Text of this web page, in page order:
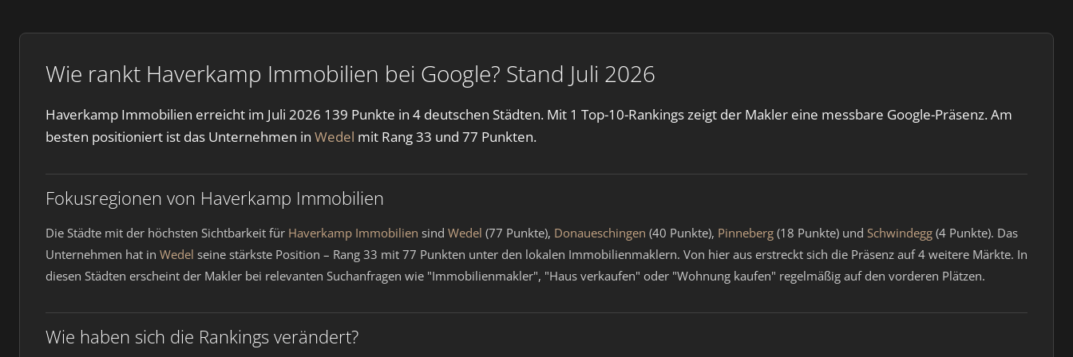
Wie rankt Haverkamp Immobilien bei Google? Stand Juli 2026
Haverkamp Immobilien erreicht im Juli 2026 139 Punkte in 4 deutschen Städten. Mit 1 Top-10-Rankings zeigt der Makler eine messbare Google-Präsenz. Am
besten positioniert ist das Unternehmen in Wedel mit Rang 33 und 77 Punkten.
Fokusregionen von Haverkamp Immobilien
Die Städte mit der höchsten Sichtbarkeit für Haverkamp Immobilien sind Wedel (77 Punkte), Donaueschingen (40 Punkte), Pinneberg (18 Punkte) und Schwindegg (4 Punkte). Das
Unternehmen hat in Wedel seine stärkste Position – Rang 33 mit 77 Punkten unter den lokalen Immobilienmaklern. Von hier aus erstreckt sich die Präsenz auf 4 weitere Märkte. In
diesen Städten erscheint der Makler bei relevanten Suchanfragen wie "Immobilienmakler", "Haus verkaufen" oder "Wohnung kaufen" regelmäßig auf den vorderen Plätzen.
Wie haben sich die Rankings verändert?